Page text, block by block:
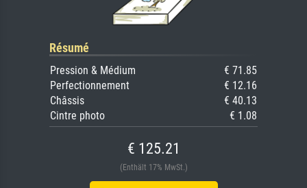
Résumé
Pression & Médium
€ 71.85
Perfectionnement
€ 12.16
Châssis
€ 40.13
Cintre photo
€ 1.08
€ 125.21
(Enthält 17% MwSt.)